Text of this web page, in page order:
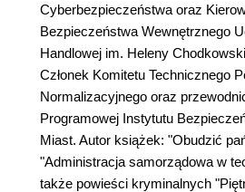
Cyberbezpieczeństwa oraz
Bezpieczeństwa Wewnętrznego
Handlowej im. Heleny
Członek Komitetu Technicznego
Normalizacyjnego oraz
Programowej Instytutu
Miast. Autor książek: "Obudzić
"Administracja samorządowa w
także powieści kryminalnych